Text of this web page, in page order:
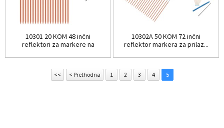
10301 20 KOM 48 inčni
reflektori za markere na
10302A 50 KOM 72 inčni
reflektor markera za prilaz...
<< < Prethodna 1 2 3 4 5